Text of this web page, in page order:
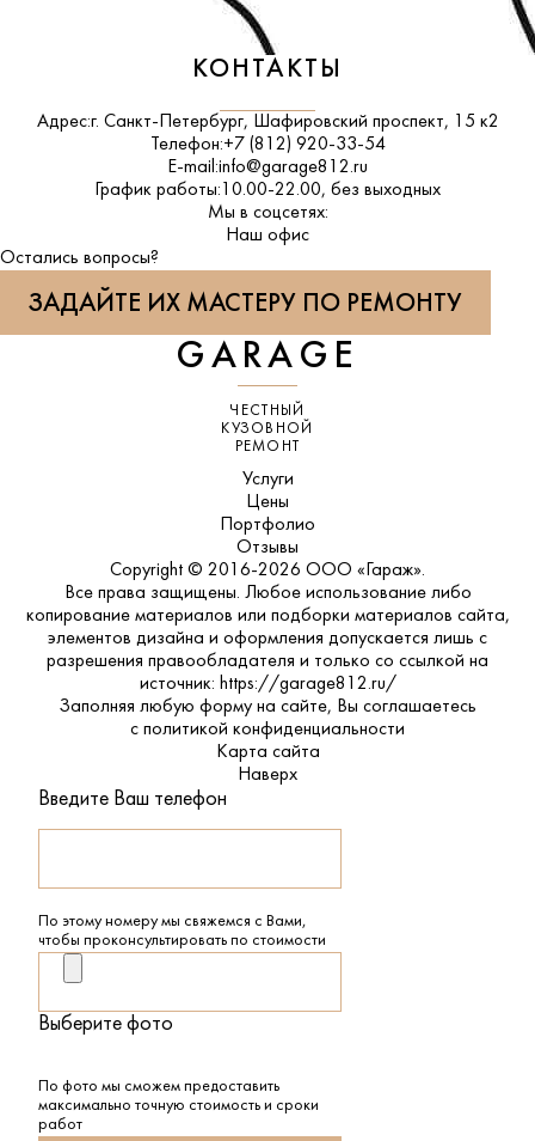
КОНТАКТЫ
Адрес:г. Санкт-Петербург, Шафировский проспект, 15 к2
Телефон:+7 (812) 920-33-54
E-mail:info@garage812.ru
График работы: 10.00-22.00, без выходных
Мы в соцсетях:
ВКонтакте
Наш офис
Остались вопросы?
ЗАДАЙТЕ ИХ МАСТЕРУ ПО РЕМОНТУ
GARAGE
ЧЕСТНЫЙ
КУЗОВНОЙ
РЕМОНТ
Услуги
Цены
Портфолио
Отзывы
Copyright © 2016-2026 ООО «Гараж».
Все права защищены. Любое использование либо
копирование материалов или подборки материалов сайта,
элементов дизайна и оформления допускается лишь с
разрешения правообладателя и только со ссылкой на
источник: https://garage812.ru/
Заполняя любую форму на сайте, Вы соглашаетесь
с политикой конфиденциальности
Карта сайта
Наверх
Введите Ваш телефон
По этому номеру мы свяжемся с Вами,
чтобы проконсультировать по стоимости
Выберите фото
По фото мы сможем предоставить
максимально точную стоимость и сроки
работ